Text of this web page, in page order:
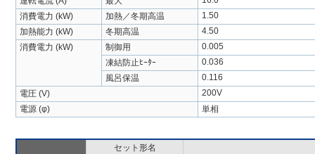
消費電力 (kW)
加熱／冬期高温
1.50
加熱能力 (kW)
冬期高温
4.50
消費電力 (kW)
制御用
0.005
凍結防止ﾋｰﾀｰ
0.036
風呂保温
0.116
電圧 (V)
200V
電源 (φ)
単相
セット形名